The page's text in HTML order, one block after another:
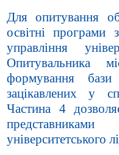
Для опитування
освітні програми
управління
Опитувальника
формування бази
зацікавлених у
Частина 4
університетського